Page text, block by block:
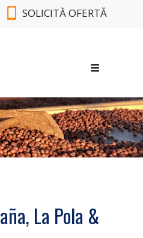
SOLICITĂ OFERTĂ
La Pola &